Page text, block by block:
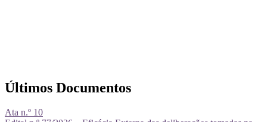
Últimos Documentos
Ata n.º 10